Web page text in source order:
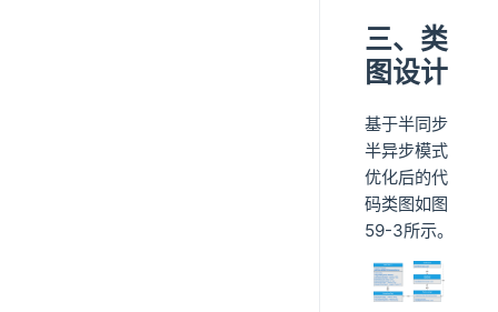
三、类
图设计
基于半同步
半异步模式
优化后的代
码类图如图
59-3所示。